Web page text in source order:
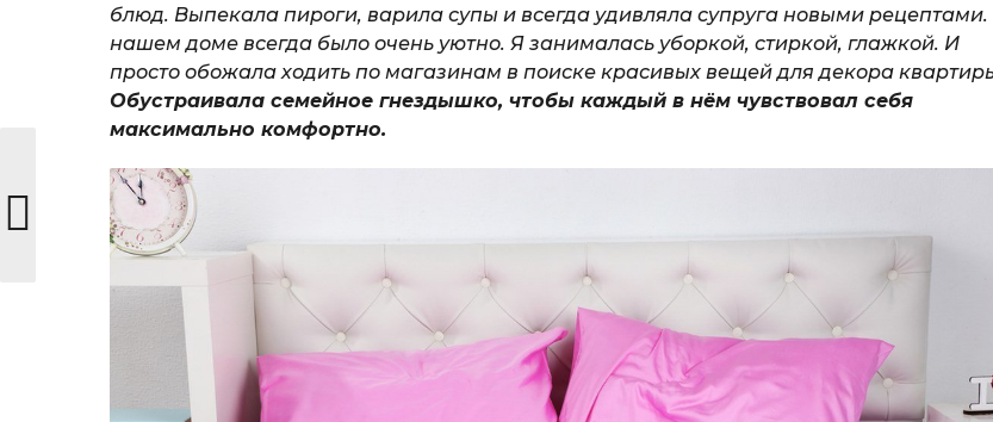
блюд. Выпекала пироги, варила супы и всегда удивляла супруга новыми рецептами.
нашем доме всегда было очень уютно. Я занималась уборкой, стиркой, глажкой. И
просто обожала ходить по магазинам в поиске красивых вещей для декора
Обустраивала семейное гнездышко, чтобы каждый в нём чувствовал себя
максимально комфортно.